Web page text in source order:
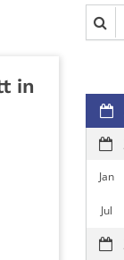
in
Jan
Jul